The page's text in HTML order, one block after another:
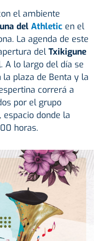
el ambiente
del Athleticen el
La agenda de este
delTxikigune
A lo largo del día se
la plaza de Benta y la
correrá a
por el grupo
espacio donde la
horas.